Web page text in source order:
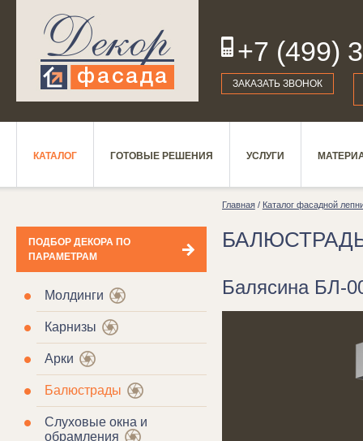
+7 (499)
19
ЗАКАЗАТЬ ЗВОНОК
КАТАЛОГ ГОТОВЫЕ РЕШЕНИЯ УСЛУГИ
ПОДБОР ДЕКОРА ПО
ПАРАМЕТРАМ
Молдинги
Карнизы
Арки
Балюстрады
Слуховые окна и
обрамления
Главная/ Каталог фасадной
Балясина БЛ-